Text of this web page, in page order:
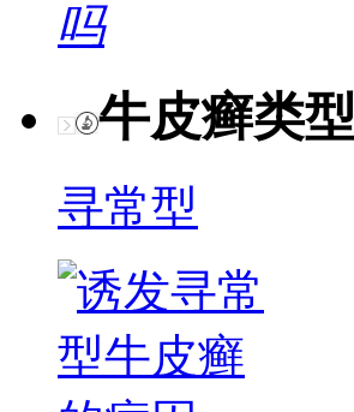
吗
牛皮癣类型
寻常型